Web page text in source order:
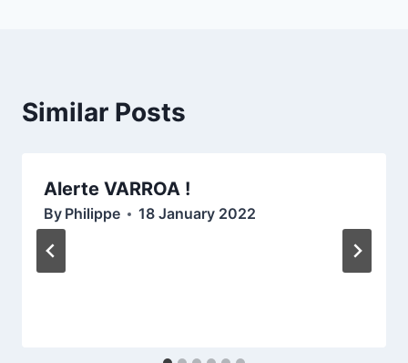
Similar Posts
Alerte VARROA !
By Philippe 18 January 2022